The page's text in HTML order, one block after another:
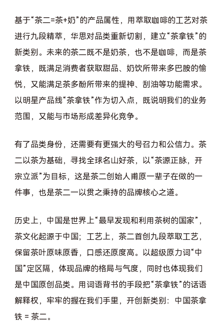
基于“茶二=茶+奶”的产品属性，用萃取咖啡的工艺对茶
进行九段精萃，华思对品类重新切割，建立“茶拿铁”的
新类别。未来的茶二既不是奶茶，也不是咖啡，而是茶
拿铁，既满足消费者获取甜品、奶饮所带来多巴胺的愉
悦，又能满足茶多酚所带来的提神、刮油等功能需求。
以明星产品线“茶拿铁”作为切入点，既说明我们的业务
范围，又能与市场形成差异化竞争。
有了品类身份，还需要有更强大的号召力和公信力。茶
二以茶为基础，寻找全球名山好茶，以“茶源正脉，开
宗立派”为目标，这是茶二创始人甫原一辈子在做的一
件事，也是茶二一以贯之秉持的品牌核心之道。
历史上，中国是世界上“最早发现和利用茶树的国家”，
茶文化起源于中国；工艺上，茶二首创九段萃取工艺，
保留茶叶原味原香，口感还原度高。以超级原力词“中
国”定区隔，体现品牌的格局与气度，同时也体现我们
是中国原创品类。用词语背书的手段把“茶拿铁”的话语
解释权，牢牢的握在我们手里，开创新类别：中国茶拿
铁 = 茶二。